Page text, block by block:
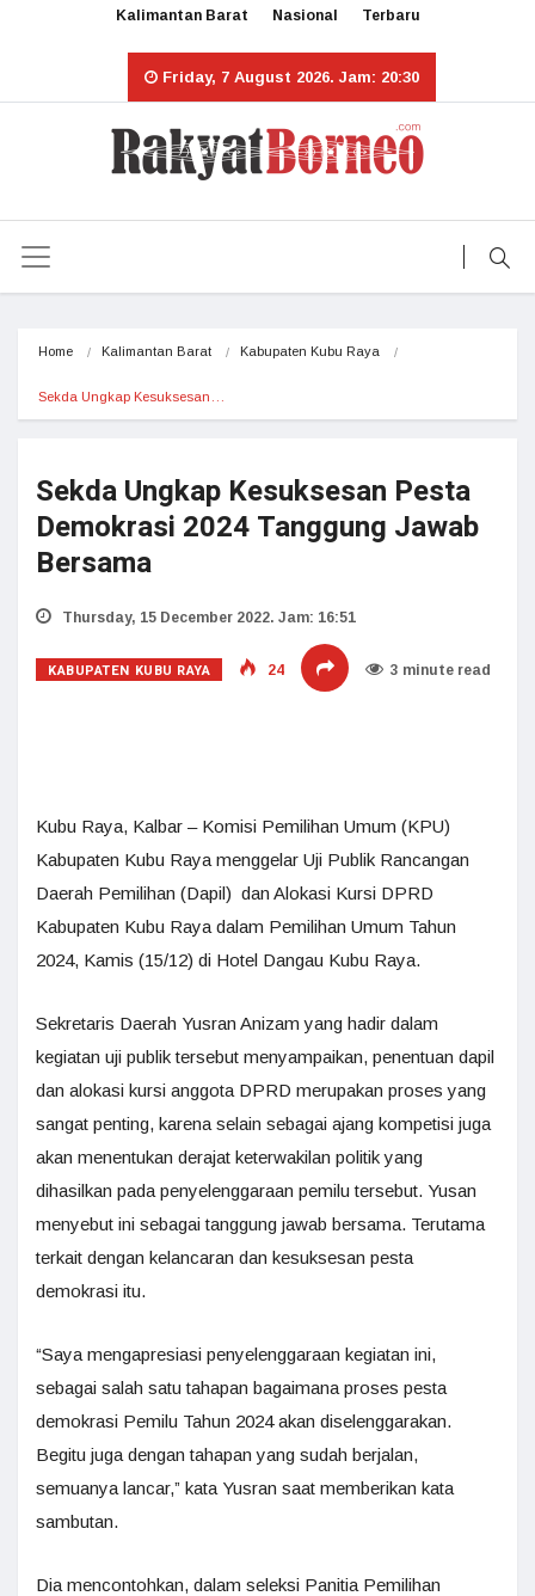
Kalimantan Barat Nasional Terbaru
Friday, 7 August 2026. Jam: 20:30
Home Kalimantan Barat Kabupaten Kubu Raya
Sekda Ungkap Kesuksesan…
Sekda Ungkap Kesuksesan Pesta
Demokrasi 2024 Tanggung Jawab
Bersama
Thursday, 15 December 2022. Jam: 16:51
KABUPATEN KUBU RAYA 24 3 minute read
Kubu Raya, Kalbar – Komisi Pemilihan Umum (KPU)
Kabupaten Kubu Raya menggelar Uji Publik Rancangan
Daerah Pemilihan (Dapil) dan Alokasi Kursi DPRD
Kabupaten Kubu Raya dalam Pemilihan Umum Tahun
2024, Kamis (15/12) di Hotel Dangau Kubu Raya.
Sekretaris Daerah Yusran Anizam yang hadir dalam
kegiatan uji publik tersebut menyampaikan, penentuan dapil
dan alokasi kursi anggota DPRD merupakan proses yang
sangat penting, karena selain sebagai ajang kompetisi juga
akan menentukan derajat keterwakilan politik yang
dihasilkan pada penyelenggaraan pemilu tersebut. Yusan
menyebut ini sebagai tanggung jawab bersama. Terutama
terkait dengan kelancaran dan kesuksesan pesta
demokrasi itu.
“Saya mengapresiasi penyelenggaraan kegiatan ini,
sebagai salah satu tahapan bagaimana proses pesta
demokrasi Pemilu Tahun 2024 akan diselenggarakan.
Begitu juga dengan tahapan yang sudah berjalan,
semuanya lancar,” kata Yusran saat memberikan kata
sambutan.
Dia mencontohkan, dalam seleksi Panitia Pemilihan